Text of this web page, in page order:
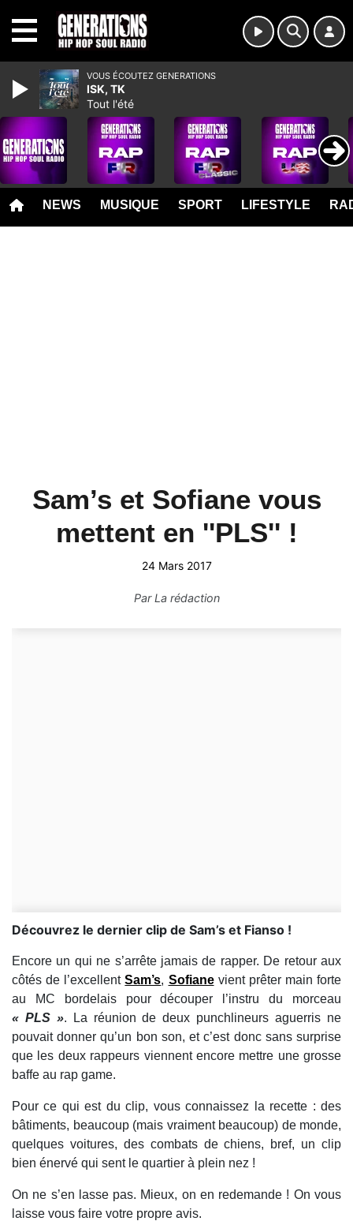
NEWS MUSIQUE SPORT LIFESTYLE
Sam’s et Sofiane vous
mettent en ''PLS'' !
24 Mars 2017
ParLa rédaction
Découvrez le dernier clip de Sam’s et Fianso !
Encore un qui ne s’arrête jamais de rapper. De retour aux
côtés de l’excellentSam’s, Sofiane vient prêter main forte
au MC bordelais pour découper l’instru du morceau
« PLS ». La réunion de deux punchlineurs aguerris ne
pouvait donner qu’un bon son, et c’est donc sans surprise
que les deux rappeurs viennent encore mettre une grosse
baffe au rap game.
Pour ce qui est du clip, vous connaissez la recette : des
bâtiments, beaucoup (mais vraiment beaucoup) de monde,
quelques voitures, des combats de chiens, bref, un clip
bien énervé qui sent le quartier à plein nez !
On ne s’en lasse pas. Mieux, on en redemande ! On vous
laisse vous faire votre propre avis.
VOUS ÉCOUTEZ GENERATIONS
ISK, TK
Tout l'été